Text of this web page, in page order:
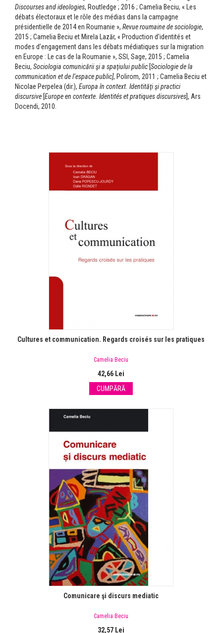
Discourses and ideologies, Routledge ; 2016 ; Camelia Beciu, « Les
débats électoraux et le rôle des médias dans la campagne
présidentielle de 2014 en Roumanie », Revue roumaine de sociologie,
2015 ; Camelia Beciu et Mirela Lazăr, « Production d’identités et
modes d’engagement dans les débats médiatiques sur la migration
en Europe : Le cas de la Roumanie », SSI, Sage, 2015 ; Camelia
Beciu, Sociologia comunicării şi a spaţiului public [Sociologie de la
communication et de l’espace public], Polirom, 2011 ; Camelia Beciu et
Nicolae Perpelea (dir.), Europa în context. Identităţi şi practici
discursive [Europe en contexte. Identités et pratiques discursives], Ars
Docendi, 2010.
Cultures et communication. Regards croisés sur les pratiques
Camelia Beciu
42,66 Lei
CUMPĂRĂ
Comunicare şi discurs mediatic
Camelia Beciu
32,57 Lei